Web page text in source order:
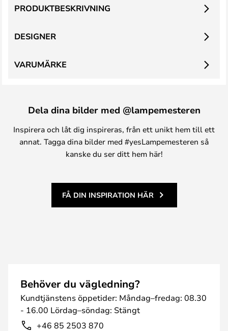
PRODUKTBESKRIVNING
DESIGNER
VARUMÄRKE
Dela dina bilder med @lampemesteren
Inspirera och låt dig inspireras, från ett unikt hem till ett
annat. Tagga dina bilder med #yesLampemesteren så
kanske du ser ditt hem här!
FÅ DIN INSPIRATION HÄR
Behöver du vägledning?
Kundtjänstens öppetider: Måndag–fredag: 08.30
- 16.00 Lördag–söndag: Stängt
+46 85 2503 870